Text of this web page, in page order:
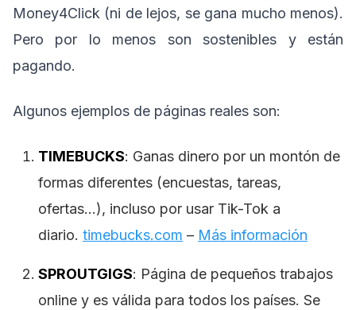
Money4Click (ni de lejos, se gana mucho menos).
Pero por lo menos son sostenibles y están
pagando.
Algunos ejemplos de páginas reales son:
TIMEBUCKS: Ganas dinero por un montón de
formas diferentes (encuestas, tareas,
ofertas…), incluso por usar Tik-Tok a
diario. timebucks.com – Más información
SPROUTGIGS: Página de pequeños trabajos
online y es válida para todos los países. Se